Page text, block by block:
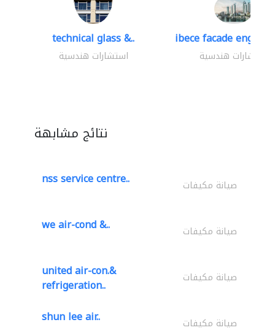
technical glass &..
استشارات هندسية
ibece facade
استشارات هندسية
نتائج مشابهة
nss service centre.. صيانة مكيفات
we air-cond &.. صيانة مكيفات
united air-con.&
refrigeration.. صيانة مكيفات
shun lee air.. صيانة مكيفات